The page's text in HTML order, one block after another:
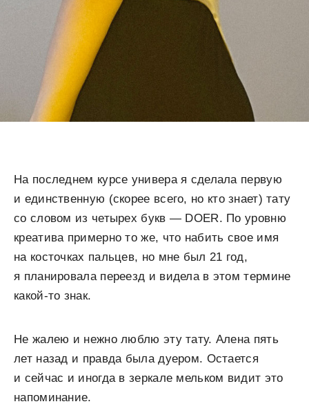
На последнем курсе универа я сделала первую
и единственную (скорее всего, но кто знает) тату
со словом из четырех букв — DOER. По уровню
креатива примерно то же, что набить свое имя
на косточках пальцев, но мне был 21 год,
я планировала переезд и видела в этом термине
какой-то знак.
Не жалею и нежно люблю эту тату. Алена пять
лет назад и правда была дуером. Остается
и сейчас и иногда в зеркале мельком видит это
напоминание.